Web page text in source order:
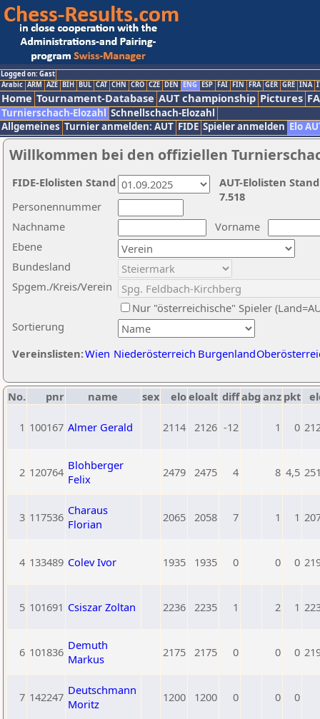
Logged on: Gast
Arabic ARM AZE BIH BUL CAT CHN CRO CZE DEN ENG ESP FAI FIN FRA GER GRE INA
Home Tournament-Database AUT championship Pictures
Turnierschach-Elozahl Schnellschach-Elozahl
Allgemeines Turnier anmelden: AUT FIDE Spieler anmelden Elo
Willkommen bei den offiziellen
Nachname
Vorname
Ebene
Sortierung
Personennummer
Bundesland
Spgem./Kreis/Verein
Nur "österreichische" Spieler
Vereinslisten:Wien Niederösterreich Burgenland
AUT-Elolisten
7.518
FIDE-Elolisten Stand
No. pnr name sex eloeloalt diffabg anz pkt
1 100167 Almer Gerald 2114 2126 -12 1 0
2 120764 Blohberger
Felix
2479 2475 4 8 4,5
3 117536 Charaus
Florian
2065 2058 7 1 1
4 133489 Colev Ivor 1935 1935 0 0 0
5 101691 Csiszar Zoltan 2236 2235 1 2 1
6 101836 Demuth
Markus
2175 2175 0 0 0
7 142247 Deutschmann
Moritz
1200 1200 0 0 0